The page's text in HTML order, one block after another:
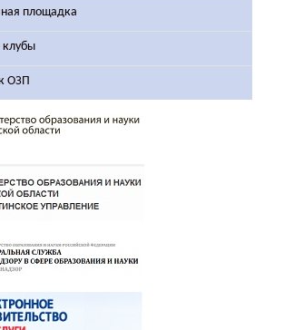
площадка
клубы
ОЗП